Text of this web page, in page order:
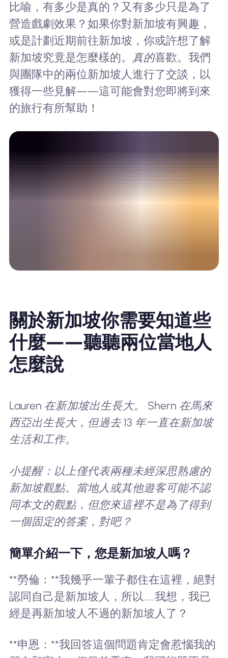
比喻，有多少是真的？又有多少只是為了
營造戲劇效果？如果你對新加坡有興趣，
或是計劃近期前往新加坡，你或許想了解
新加坡究竟是怎麼樣的。 真的喜歡。我們
與團隊中的兩位新加坡人進行了交談，以
獲得一些見解——這可能會對您即將到來
的旅行有所幫助！
關於新加坡你需要知道些
什麼——聽聽兩位當地人
怎麼說
Lauren 在新加坡出生長大。 Shern 在馬來
西亞出生長大，但過去 13 年一直在新加坡
生活和工作。
小提醒：以上僅代表兩種未經深思熟慮的
新加坡觀點。當地人或其他遊客可能不認
同本文的觀點，但您來這裡不是為了得到
一個固定的答案，對吧？
簡單介紹一下，您是新加坡人嗎？
**勞倫：**我幾乎一輩子都住在這裡，絕對
認同自己是新加坡人，所以……我想，我已
經是再新加坡人不過的新加坡人了？
**申恩：**我回答這個問題肯定會惹惱我的